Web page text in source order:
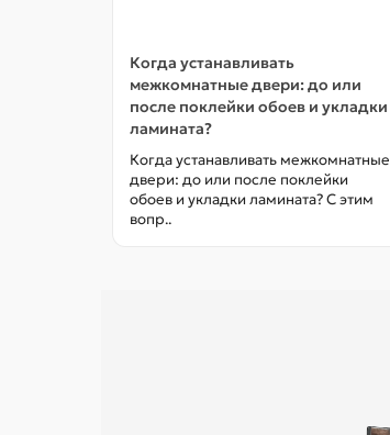
Когда устанавливать
межкомнатные двери: до или
после поклейки обоев и укладки
ламината?
Когда устанавливать межкомнатные
двери: до или после поклейки
обоев и укладки ламината? С этим
вопр..